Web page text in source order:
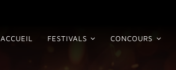
ACCUEIL FESTIVALS CONCOURS